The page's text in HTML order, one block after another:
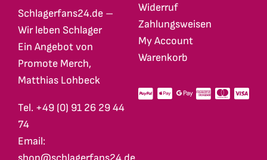
Schlagerfans24.de –
Wir leben Schlager
Ein Angebot von
Promote Merch,
Matthias Lohbeck
Tel. +49 (0) 91 26 29 44
74
Email:
Widerruf
Zahlungsweisen
My Account
Warenkorb